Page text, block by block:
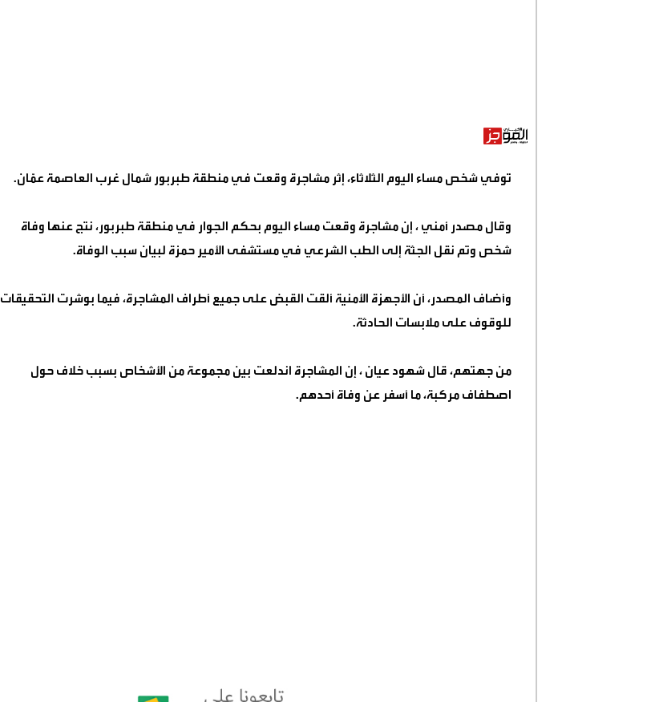
توفي شخص مساء اليوم الثلاثاء، إثر مشاجرة وقعت في منطقة طبربور شمال غرب العاصمة عمّان.
وقال مصدر أمني ، إن مشاجرة وقعت مساء اليوم بحكم الجوار في منطقة طبربور، نتج عنها وفاة
شخص وتم نقل الجثة إلى الطب الشرعي في مستشفى الأمير حمزة لبيان سبب الوفاة.
وأضاف المصدر، أن الأجهزة الأمنية ألقت القبض على جميع أطراف المشاجرة، فيما بوشرت التحقيقات
للوقوف على ملابسات الحادثة.
من جهتهم، قال شهود عيان ، إن المشاجرة اندلعت بين مجموعة من الأشخاص بسبب خلاف حول
اصطفاف مركبة، ما أسفر عن وفاة أحدهم.